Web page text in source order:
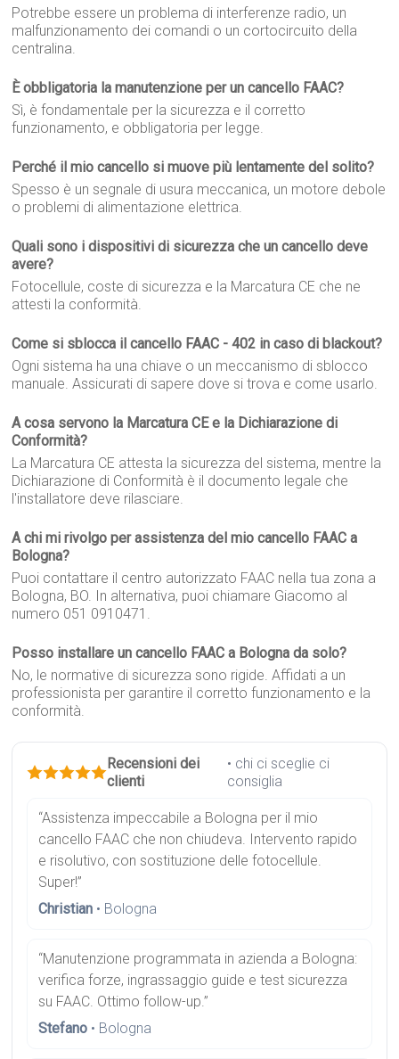
Potrebbe essere un problema di interferenze radio, un
malfunzionamento dei comandi o un cortocircuito della
centralina.
È obbligatoria la manutenzione per un cancello FAAC?
Sì, è fondamentale per la sicurezza e il corretto
funzionamento, e obbligatoria per legge.
Perché il mio cancello si muove più lentamente del solito?
Spesso è un segnale di usura meccanica, un motore debole
o problemi di alimentazione elettrica.
Quali sono i dispositivi di sicurezza che un cancello deve
avere?
Fotocellule, coste di sicurezza e la Marcatura CE che ne
attesti la conformità.
Come si sblocca il cancello FAAC - 402 in caso di blackout?
Ogni sistema ha una chiave o un meccanismo di sblocco
manuale. Assicurati di sapere dove si trova e come usarlo.
A cosa servono la Marcatura CE e la Dichiarazione di
Conformità?
La Marcatura CE attesta la sicurezza del sistema, mentre la
Dichiarazione di Conformità è il documento legale che
l'installatore deve rilasciare.
A chi mi rivolgo per assistenza del mio cancello FAAC a
Bologna?
Puoi contattare il centro autorizzato FAAC nella tua zona a
Bologna, BO. In alternativa, puoi chiamare Giacomo al
numero 051 0910471.
Posso installare un cancello FAAC a Bologna da solo?
No, le normative di sicurezza sono rigide. Affidati a un
professionista per garantire il corretto funzionamento e la
conformità.
Recensioni dei
clienti
• chi ci sceglie ci
consiglia
“Assistenza impeccabile a Bologna per il mio
cancello FAAC che non chiudeva. Intervento rapido
e risolutivo, con sostituzione delle fotocellule.
Super!”
Christian • Bologna
“Manutenzione programmata in azienda a Bologna:
verifica forze, ingrassaggio guide e test sicurezza
su FAAC. Ottimo follow-up.”
Stefano • Bologna